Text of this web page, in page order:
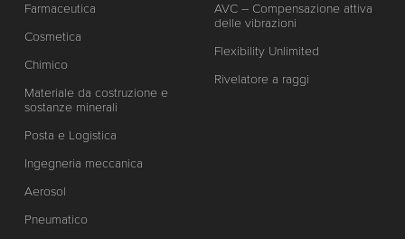
Farmaceutica
Cosmetica
Chimico
Materiale da costruzione e
sostanze minerali
Posta e Logistica
Ingegneria meccanica
Aerosol
Pneumatico
AVC – Compensazione attiva
delle vibrazioni
Flexibility Unlimited
Rivelatore a raggi